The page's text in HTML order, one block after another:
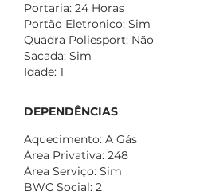
Portaria: 24 Horas
Portão Eletronico: Sim
Quadra Poliesport: Não
Sacada: Sim
Idade: 1
DEPENDÊNCIAS
Aquecimento: A Gás
Área Privativa: 248
Área Serviço: Sim
BWC Social: 2